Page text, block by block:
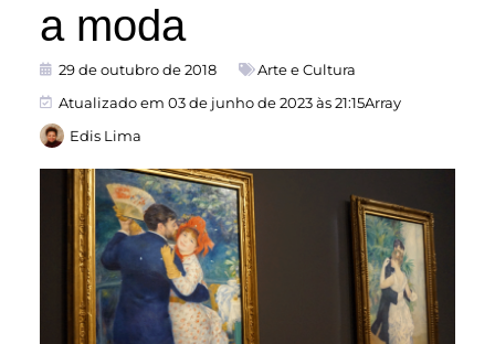
a moda
29 de outubro de 2018
Arte e Cultura
Atualizado em 03 de junho de 2023 às 21:15Array
Edis Lima